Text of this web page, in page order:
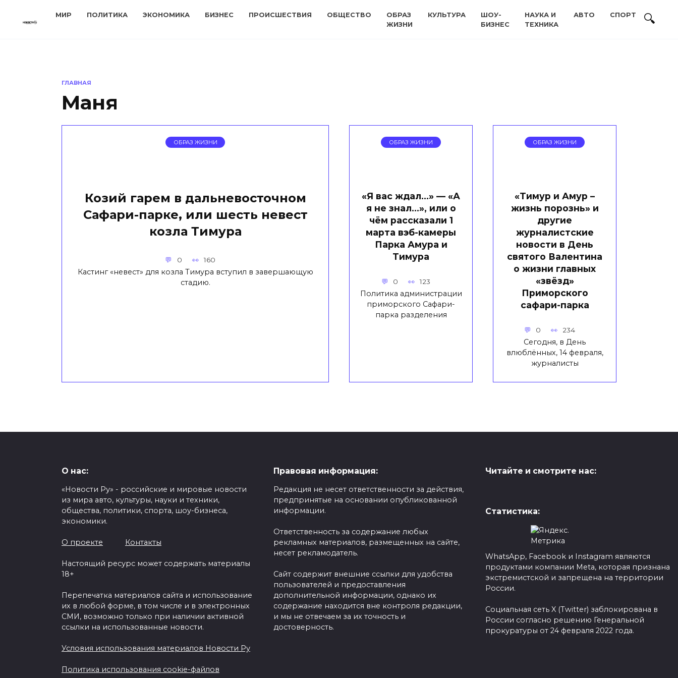
МИР ПОЛИТИКА ЭКОНОМИКА БИЗНЕС ПРОИСШЕСТВИЯ ОБЩЕСТВО
ОБРАЗ
ЖИЗНИ
КУЛЬТУРА
ШОУ-
БИЗНЕС
НАУКА И
ТЕХНИКА
АВТО СПОРТ
ГЛАВНАЯ
Маня
ОБРАЗ ЖИЗНИ
Козий гарем в дальневосточном
Сафари-парке, или шесть невест
козла Тимура
0 160
Кастинг «невест» для козла Тимура вступил в завершающую
стадию.
ОБРАЗ ЖИЗНИ
«Я вас ждал…» — «А
я не знал…», или о
чём рассказали 1
марта вэб-камеры
Парка Амура и
Тимура
0 123
Политика администрации
приморского Сафари-
парка разделения
ОБРАЗ ЖИЗНИ
«Тимур и Амур –
жизнь порознь» и
другие
журналистские
новости в День
святого Валентина
о жизни главных
«звёзд»
Приморского
сафари-парка
0 234
Сегодня, в День
влюблённых, 14 февраля,
журналисты
О нас:
«Новости Ру» - российские и мировые новости
из мира авто, культуры, науки и техники,
общества, политики, спорта, шоу-бизнеса,
экономики.
О проекте Контакты
Настоящий ресурс может содержать материалы
18+
Перепечатка материалов сайта и использование
их в любой форме, в том числе и в электронных
СМИ, возможно только при наличии активной
ссылки на использованные новости.
Условия использования материалов Новости Ру
Политика использования cookie-файлов
Правовая информация:
Редакция не несет ответственности за действия,
предпринятые на основании опубликованной
информации.
Ответственность за содержание любых
рекламных материалов, размещенных на сайте,
несет рекламодатель.
Сайт содержит внешние ссылки для удобства
пользователей и предоставления
дополнительной информации, однако их
содержание находится вне контроля редакции,
и мы не отвечаем за их точность и
достоверность.
Читайте и смотрите нас:
Статистика:
WhatsApp, Facebook и Instagram являются
продуктами компании Meta, которая признана
экстремистской и запрещена на территории
России.
Социальная сеть X (Twitter) заблокирована в
России согласно решению Генеральной
прокуратуры от 24 февраля 2022 года.